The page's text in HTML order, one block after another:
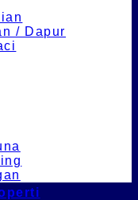
/ Dapur